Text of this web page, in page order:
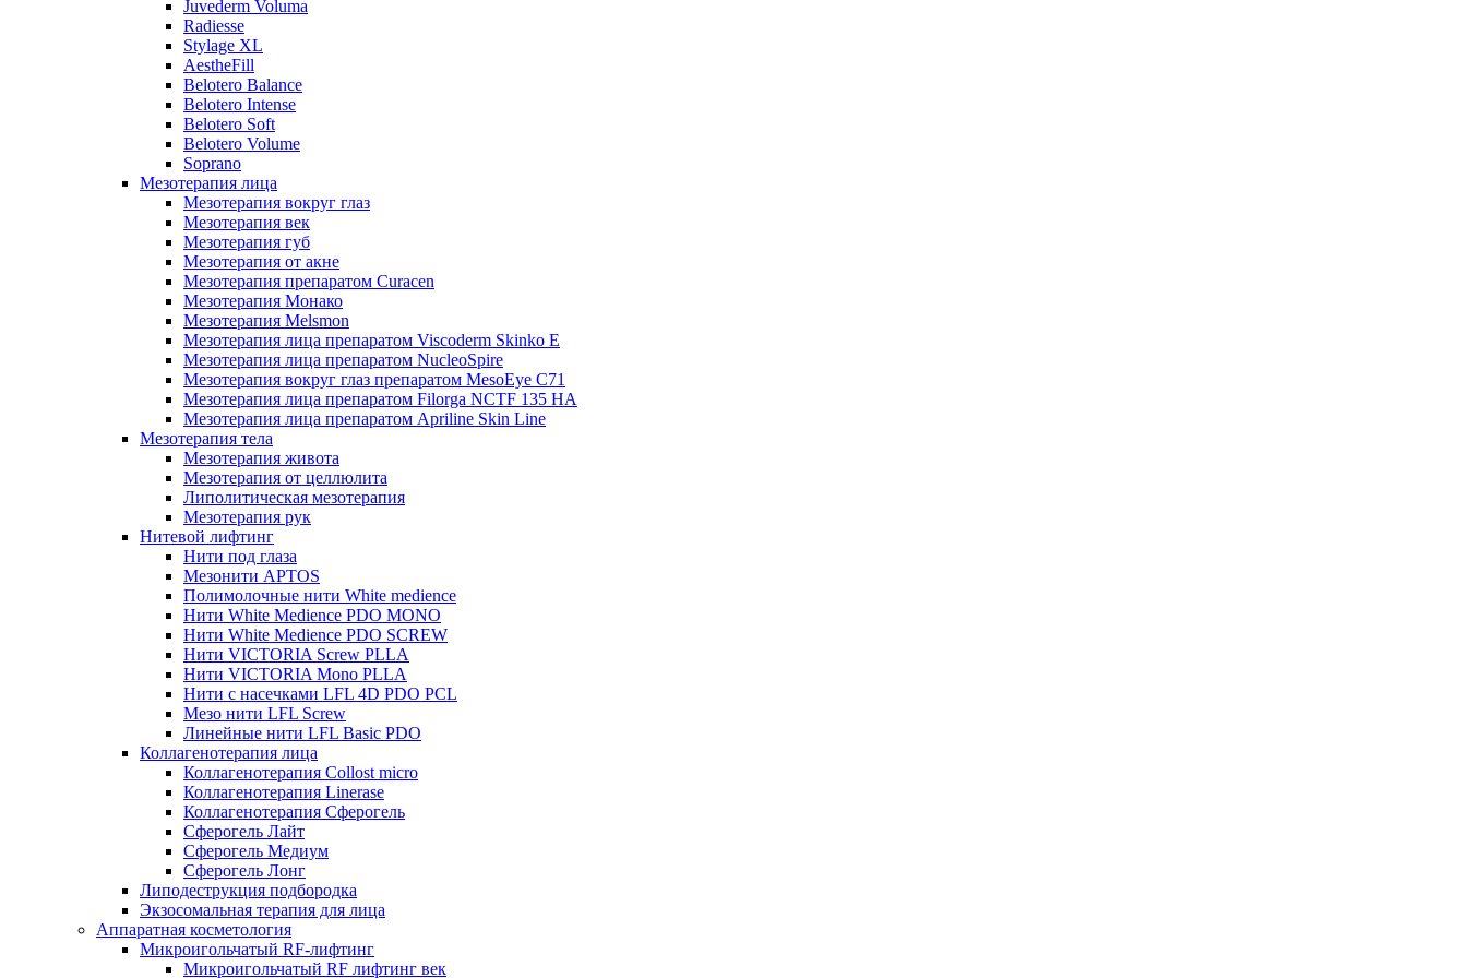
Juvederm Voluma
Radiesse
Stylage XL
AestheFill
Belotero Balance
Belotero Intense
Belotero Soft
Belotero Volume
Soprano
Мезотерапия лица
Мезотерапия вокруг глаз
Мезотерапия век
Мезотерапия губ
Мезотерапия от акне
Мезотерапия препаратом Curacen
Мезотерапия Монако
Мезотерапия Melsmon
Мезотерапия лица препаратом Viscoderm Skinko E
Мезотерапия лица препаратом NucleoSpire
Мезотерапия вокруг глаз препаратом MesoEye С71
Мезотерапия лица препаратом Filorga NCTF 135 HA
Мезотерапия лица препаратом Apriline Skin Line
Мезотерапия тела
Мезотерапия живота
Мезотерапия от целлюлита
Липолитическая мезотерапия
Мезотерапия рук
Нитевой лифтинг
Нити под глаза
Мезонити APTOS
Полимолочные нити White medience
Нити White Medience PDO MONO
Нити White Medience PDO SCREW
Нити VICTORIA Screw PLLA
Нити VICTORIA Mono PLLA
Нити с насечками LFL 4D PDO PCL
Мезо нити LFL Screw
Линейные нити LFL Basic PDO
Коллагенотерапия лица
Коллагенотерапия Collost micro
Коллагенотерапия Linerase
Коллагенотерапия Сферогель
Сферогель Лайт
Сферогель Медиум
Сферогель Лонг
Липодеструкция подбородка
Экзосомальная терапия для лица
Аппаратная косметология
Микроигольчатый RF-лифтинг
Микроигольчатый RF лифтинг век